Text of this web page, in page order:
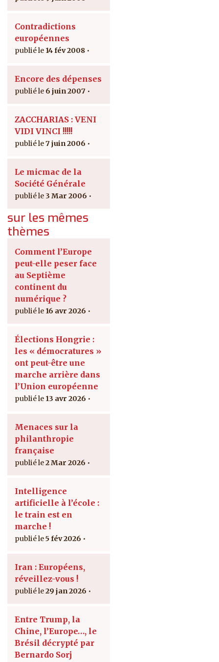
Contradictions
européennes
14 fév 2008
Encore des dépenses
6 juin 2007
ZACCHARIAS : VENI
VIDI VINCI !!!!!
7 juin 2006
Le micmac de la
Société Générale
3 Mar 2006
sur les mêmes
thèmes
Comment l’Europe
peut-elle peser face
au Septième
continent du
numérique ?
16 avr 2026
Élections Hongrie :
les « démocratures »
ont peut-être une
marche arrière dans
l’Union européenne
13 avr 2026
Menaces sur la
philanthropie
française
2 Mar 2026
Intelligence
artificielle à l’école :
le train est en
marche !
5 fév 2026
Iran : Européens,
réveillez-vous !
29 jan 2026
Entre Trump, la
Chine, l’Europe…, le
Brésil décrypté par
Bernardo Sorj